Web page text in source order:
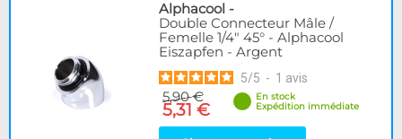
Alphacool -
Double Connecteur Mâle /
Femelle 1/4" 45° - Alphacool
Eiszapfen - Argent
5/5 - 1 avis
5,90 €
5,31 €
En stock
Expédition immédiate